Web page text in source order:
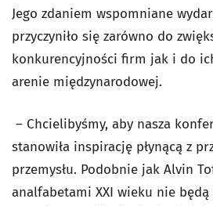
Jego zdaniem wspomniane
przyczyniło się zarówno do
konkurencyjności firm jak i do
arenie międzynarodowej.
– Chcielibyśmy, aby nasza
stanowiła inspirację płynącą z
przemysłu. Podobnie jak Alvin
analfabetami XXI wieku nie